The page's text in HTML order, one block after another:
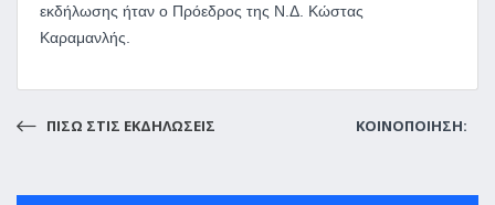
εκδήλωσης ήταν ο Πρόεδρος της Ν.Δ. Κώστας
Καραμανλής.
ΠΙΣΩ ΣΤΙΣ ΕΚΔΗΛΩΣΕΙΣ ΚΟΙΝΟΠΟΙΗΣΗ: